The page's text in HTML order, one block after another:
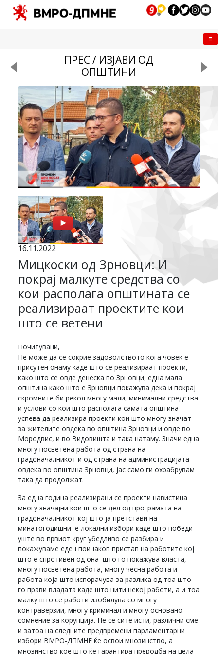
ПРЕС / ИЗЈАВИ ОД
ОПШТИНИ
16.11.2022
Мицкоски од Зрновци: И
покрај малкуте средства со
кои располага општината се
реализираат проектите кои
што се ветени
Почитувани,
Не може да се сокрие задоволството кога човек е
присутен онаму каде што се реализираат проекти,
како што се овде денеска во Зрновци, една мала
општина како што е Зрновци покажува дека и покрај
скромните би рекол многу мали, минимални средства
и услови со кои што располага самата општина
успева да реализира проекти кои што многу значат
за жителите овдека во општина Зрновци и овде во
Мородвис, и во Видовишта и така натаму. Значи една
многу посветена работа од страна на
градоначалникот и од страна на администрацијата
овдека во општина Зрновци, јас само ги охрабрувам
така да продолжат.
За една година реализирани се проекти навистина
многу значајни кои што се дел од програмата на
градоначалникот кој што ја претстави на
минатогодишните локални избори каде што победи
уште во првиот круг убедливо се разбира и
покажуваме еден поинаков пристап на работите кој
што е спротивен од она што го покажува власта,
многу посветена работа, многу чесна работа и
работа која што испорачува за разлика од тоа што
го прави владата каде што нити некој работи, а и тоа
малку што се работи изобилува со многу
контраверзии, многу криминал и многу основано
сомнение за корупција. Не се сите исти, различни сме
и затоа на следните предвремени парламентарни
избори ВМРО-ДПМНЕ ќе освои мнозинство, а
мнозинство кое што ќе гарантира преродба на цела